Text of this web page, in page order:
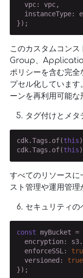
  vpc: vpc,
instanceType:
このカスタムコン
Group、
ポリシーを含む完全
プセル化していま
ーンを再利用可能な
タグ付けとメタ
cdk.Tags.of(this
cdk.Tags.of(this
すべてのリソースに
スト管理や運用管理
セキュリティの
const myBucket =
encryption:
  enforceSSL:
  versioned:
true
});